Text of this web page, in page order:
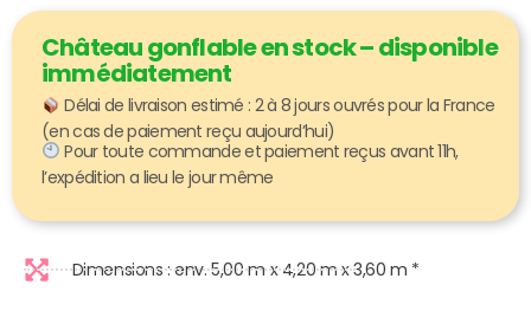
Château gonflable en stock – disponible
immédiatement
Délai de livraison estimé : 2 à 8 jours ouvrés pour la France
(en cas de paiement reçu aujourd’hui)
Pour toute commande et paiement reçus avant 11h,
l’expédition a lieu le jour même
Dimensions : env. 5,00 m x 4,20 m x 3,60 m *